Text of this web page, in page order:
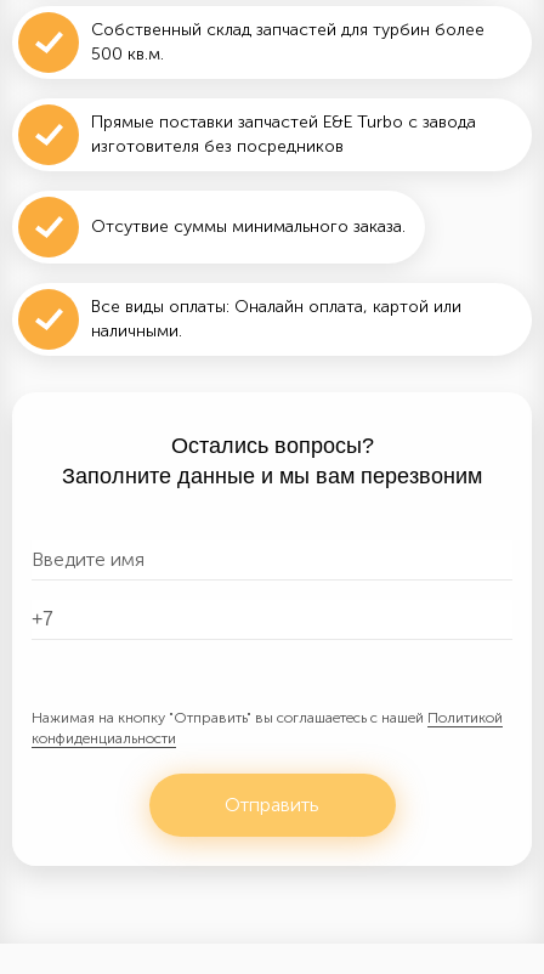
Собственный склад запчастей для турбин более
500 кв.м.
Прямые поставки запчастей E&E Turbo с завода
изготовителя без посредников
Отсутвие суммы минимального заказа.
Все виды оплаты: Оналайн оплата, картой или
наличными.
Остались вопросы?
Заполните данные и мы вам перезвоним
Нажимая на кнопку "Отправить" вы соглашаетесь с нашей Политикой
конфиденциальности
Отправить